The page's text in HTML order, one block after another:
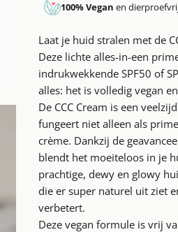
100% Vegan en
Laat je huid stralen met de
Deze lichte alles-in-een
indrukwekkende SPF50 of
alles: het is volledig vegan
De CCC Cream is een
fungeert niet alleen als
crème. Dankzij de
blendt het moeiteloos in je
prachtige, dewy en glowy
die er super naturel uit ziet
verbetert.
Deze vegan formule is vrij